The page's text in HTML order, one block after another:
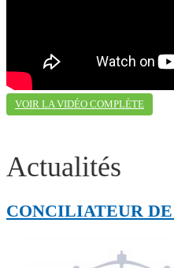
VOIR LA VIDÉO COMPLÈTE
Actualités
CONCILIATEUR